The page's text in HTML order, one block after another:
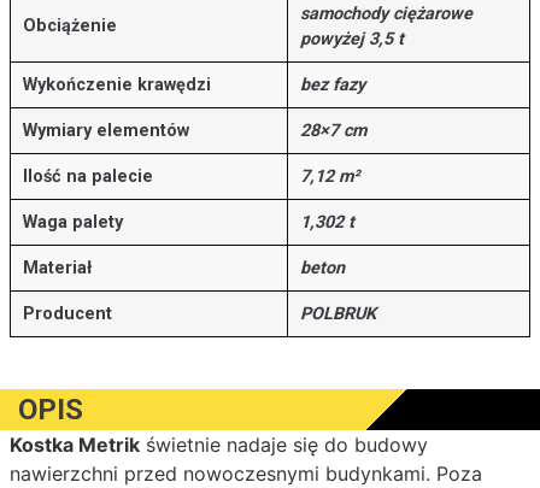
Obciążenie
samochody ciężarowe
powyżej 3,5 t
Wykończenie krawędzi bez fazy
Wymiary elementów 28×7 cm
Ilość na palecie 7,12 m²
Waga palety 1,302 t
Materiał beton
Producent POLBRUK
OPIS
Kostka Metrik świetnie nadaje się do budowy
nawierzchni przed nowoczesnymi budynkami. Poza